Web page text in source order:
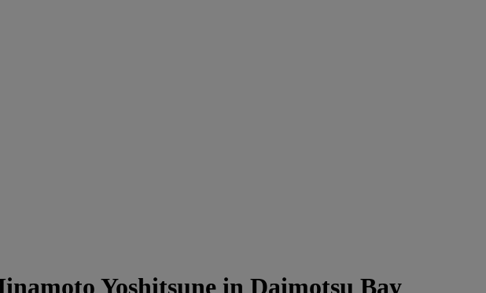
Yoshitsune in Daimotsu Bay